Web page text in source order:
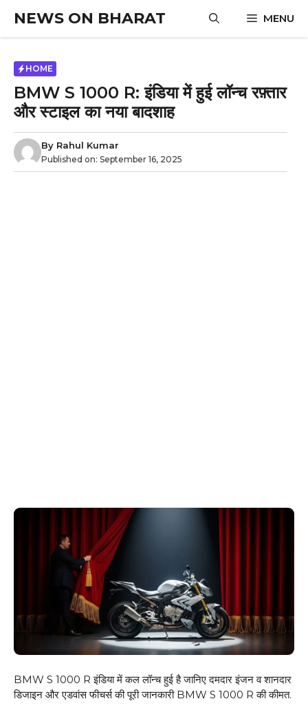
content
NEWS ON BHARAT MENU
HOME
BMW S 1000 R: इंडिया में हुई लॉन्च रफ़्तार
और स्टाइल का नया बादशाह
By Rahul Kumar
Published on: September 16, 2025
BMW S 1000 R इंडिया में कल लॉन्च हुई है जानिए दमदार इंजन व शानदार
डिजाइन और एडवांस फीचर्स की पूरी जानकारी BMW S 1000 R की कीमत.